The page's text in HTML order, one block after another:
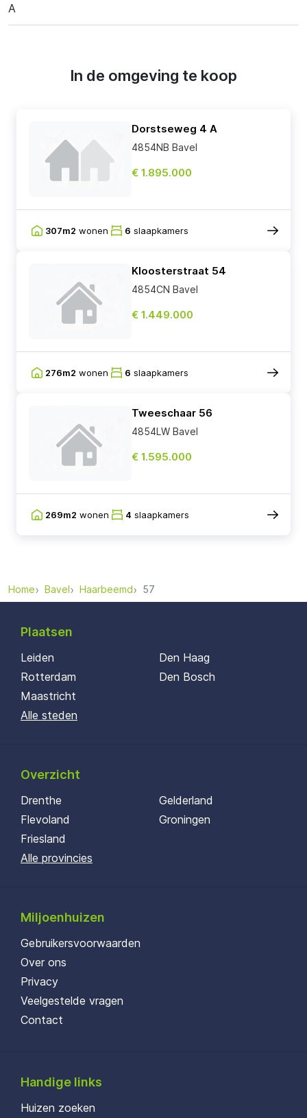
A
In de omgeving te koop
Dorstseweg 4 A
4854NB Bavel
€ 1.895.000
307m2 wonen 6 slaapkamers
Kloosterstraat 54
4854CN Bavel
€ 1.449.000
276m2 wonen 6 slaapkamers
Tweeschaar 56
4854LW Bavel
€ 1.595.000
269m2 wonen 4 slaapkamers
Home Bavel Haarbeemd 57
Plaatsen
Leiden
Rotterdam
Maastricht
Den Haag
Den Bosch
Alle steden
Overzicht
Drenthe
Flevoland
Friesland
Gelderland
Groningen
Alle provincies
Miljoenhuizen
Gebruikersvoorwaarden
Over ons
Privacy
Veelgestelde vragen
Contact
Handige links
Huizen zoeken